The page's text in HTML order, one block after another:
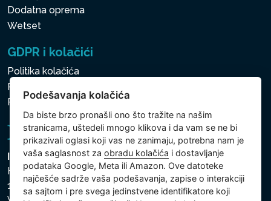
Dodatna oprema
Wetset
GDPR i kolačići
Politika kolačića
Politika zaštite ličnih i drugih obrađivanih podataka
Politika kolačića
Intex Trading, s.r.o.
Hradecká 2526/3
130 00 Praha 3
Podešavanja kolačića
Da biste brzo pronašli ono što tražite na našim
stranicama, uštedeli mnogo klikova i da vam se ne bi
prikazivali oglasi koji vas ne zanimaju, potrebna nam je
vaša saglasnost zaobradu kolačića i dostavljanje
podataka Google, Meta ili Amazon. Ove datoteke
najčešće sadrže vaša podešavanja, zapise o interakciji
sa sajtom i pre svega jedinstvene identifikatore koji